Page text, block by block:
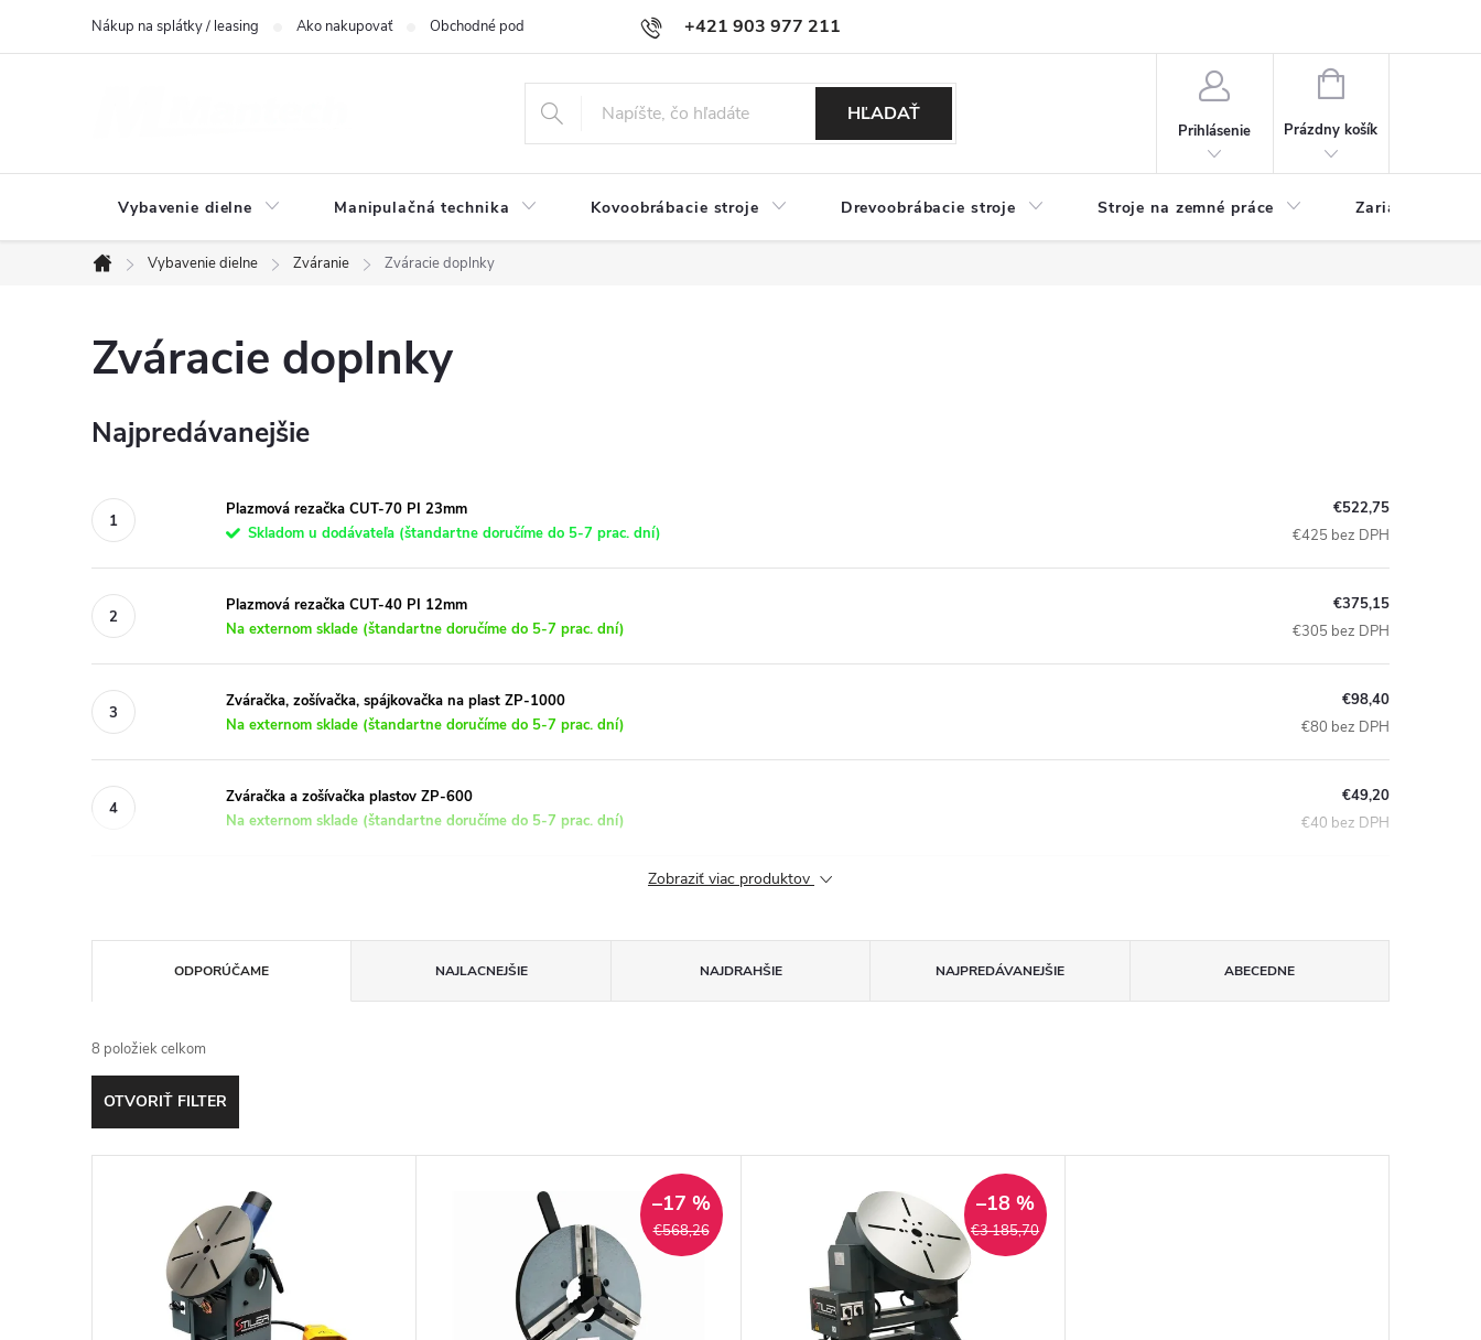
+421 903 977 211
Nákup na splátky / leasing Ako nakupovať Obchodné podmienky Podmienky ochrany osobných údajov
HĽADAŤ
Prihlásenie
NÁKUPNÝ
Prázdny košík
Vybavenie dielne Manipulačná technika Kovoobrábacie stroje Drevoobrábacie stroje Stroje na zemné práce Zariadenia na
Domov
Vybavenie dielne Zváranie Zváracie doplnky
Zváracie doplnky
Najpredávanejšie
Plazmová rezačka CUT-70 PI 23mm
Skladom u dodávateľa (štandartne doručíme do 5-7 prac. dní)
€522,75
€425 bez DPH
Plazmová rezačka CUT-40 PI 12mm
Na externom sklade (štandartne doručíme do 5-7 prac. dní)
€375,15
€305 bez DPH
Zváračka, zošívačka, spájkovačka na plast ZP-1000
Na externom sklade (štandartne doručíme do 5-7 prac. dní)
€98,40
€80 bez DPH
Zváračka a zošívačka plastov ZP-600
Na externom sklade (štandartne doručíme do 5-7 prac. dní)
€49,20
€40 bez DPH
Zobraziť viac produktov
a
d
e
ODPORÚČAME NAJLACNEJŠIE NAJDRAHŠIE NAJPREDÁVANEJŠIE ABECEDNE
8 položiek celkom
OTVORIŤ FILTER
€568,26
–17 %
€3 185,70
–18 %